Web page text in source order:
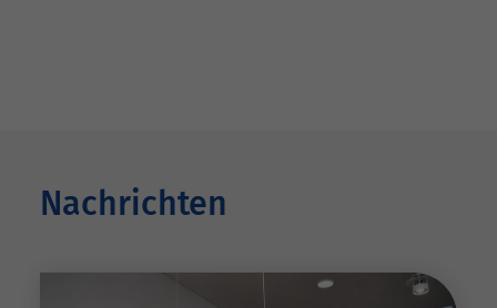
Nachrichten